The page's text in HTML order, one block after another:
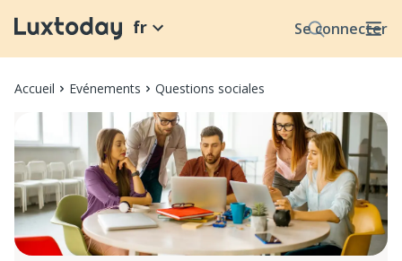
Se connecter
fr
Accueil Evénements Questions sociales